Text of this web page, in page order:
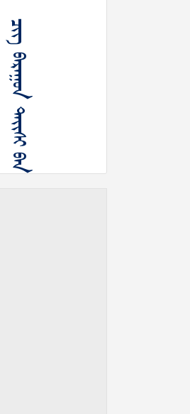
ᠴᠢᠭ ᠪᠠᠷᠠᠭᠤᠨ ᠲᠡᠶᠢᠰᠢ ᠪᠡᠨ